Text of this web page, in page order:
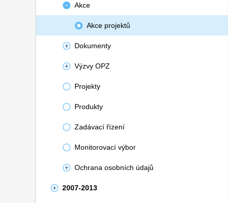
Akce
Akce projektů
Dokumenty
Výzvy OPZ
Projekty
Produkty
Zadávací řízení
Monitorovací výbor
Ochrana osobních údajů
2007-2013